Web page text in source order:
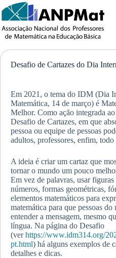
Pular
para
o
conteúdo
Desafio de Cartazes do Dia
Em 2021, o tema do IDM (Dia
Matemática, 14 de março) é
Melhor. Como ação integrada
Desafio de Cartazes, em que
pessoa ou equipe de pessoas
adultos, professores, enfim,
A ideia é criar um cartaz que
tornar o mundo um pouco
Em vez de palavras, usar
números, formas geométricas,
elementos matemáticos para
matemática para que pessoas
entender a mensagem, mesmo
língua. Na página do Desafio
(verhttps://www.idm314.org/
pt.html) há alguns exemplos de
detalhes e dicas.